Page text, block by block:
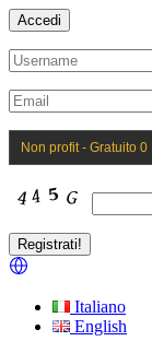
Non profit - Gratuito 0
Italiano
English